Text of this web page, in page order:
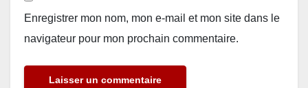
Enregistrer mon nom, mon e-mail et mon site dans le
navigateur pour mon prochain commentaire.